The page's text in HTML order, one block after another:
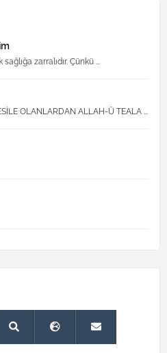
zarralıdır. Çünkü ...
OLANLARDAN ALLAH-Ü TEALA ...